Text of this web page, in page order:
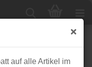
auf alle Artikel im